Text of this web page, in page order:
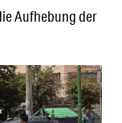
Aufhebung der